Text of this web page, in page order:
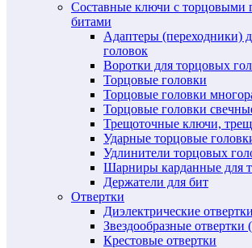
Составные ключи с торцовыми
битами
Адаптеры (переходники)
головок
Воротки для торцовых
Торцовые головки
Торцовые головки
Торцовые головки
Трещоточные ключи,
Ударные торцовые
Удлинители торцовых
Шарниры карданные для
Держатели для бит
Отвертки
Диэлектрические отвертки
Звездообразные
Крестовые отвертки